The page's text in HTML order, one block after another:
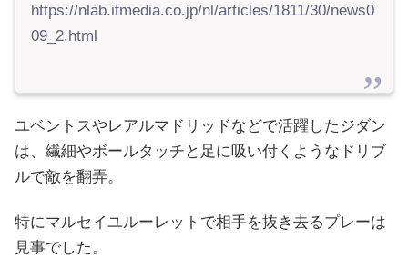
https://nlab.itmedia.co.jp/nl/articles/1811/30/news0
09_2.html
ユベントスやレアルマドリッドなどで活躍したジダン
は、繊細やボールタッチと足に吸い付くようなドリブ
ルで敵を翻弄。
特にマルセイユルーレットで相手を抜き去るプレーは
見事でした。